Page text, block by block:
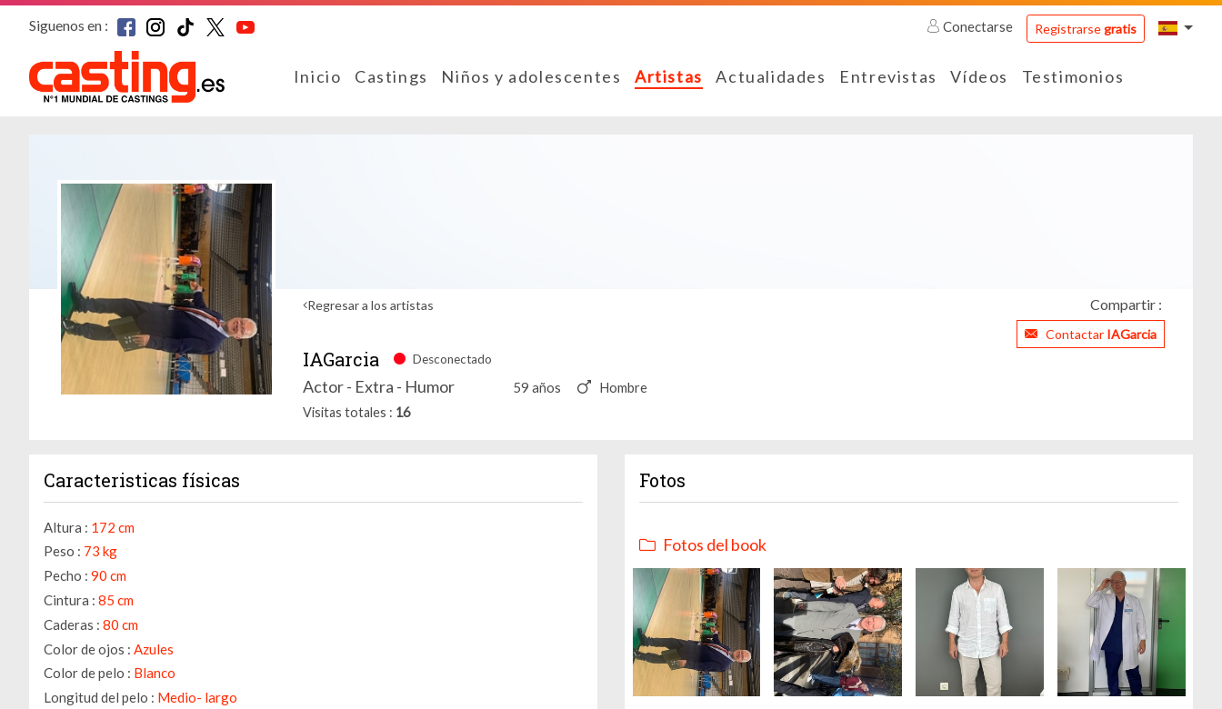
Siguenos en : Conectarse Registrarsegratis
Inicio Castings Niños y adolescentes Artistas Actualidades Entrevistas Vídeos Testimonios
Regresar a los artistas Compartir :
Contactar IAGarcia
IAGarcia Desconectado
Actor - Extra - Humor 59 años Hombre
Visitas totales 16
Caracteristicas físicas
Altura : 172 cm
Peso : 73 kg
Pecho : 90 cm
Cintura : 85 cm
Caderas : 80 cm
Color de ojos : Azules
Color de pelo : Blanco
Longitud del pelo : Medio- largo
Fotos
Fotos del book